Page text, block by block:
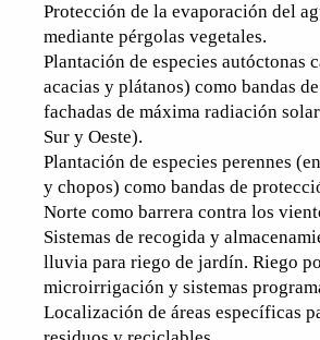
Protección de la evaporación del
mediante pérgolas vegetales.
Plantación de especies autóctonas
acacias y plátanos) como bandas
fachadas de máxima radiación
Sur y Oeste).
Plantación de especies perennes
y chopos) como bandas de
Norte como barrera contra los
Sistemas de recogida y
lluvia para riego de jardín. Riego
microirrigación y sistemas
Localización de áreas específicas